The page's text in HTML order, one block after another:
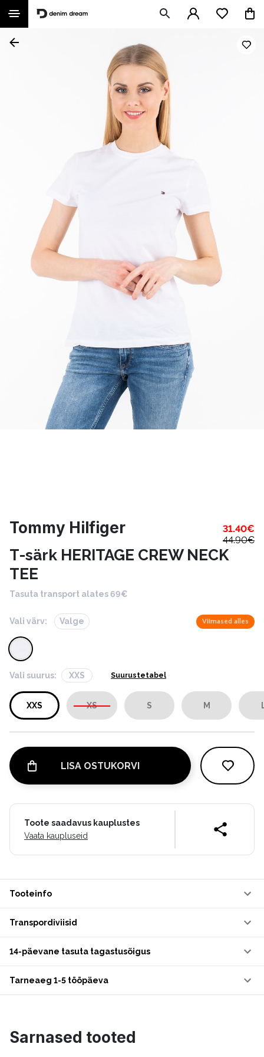
Tommy Hilfiger 31.40€
44.90€
T-särk HERITAGE CREW NECK
TEE
Tasuta transport alates 69€
Vali värv: Valge Viimased alles
Vali suurus: XXS Suurustetabel
XXS XS S M
LISA OSTUKORVI
Toote saadavus kauplustes
Vaata kaupluseid
Tooteinfo
Transpordiviisid
14-päevane tasuta tagastusõigus
Tarneaeg 1-5 tööpäeva
Sarnased tooted